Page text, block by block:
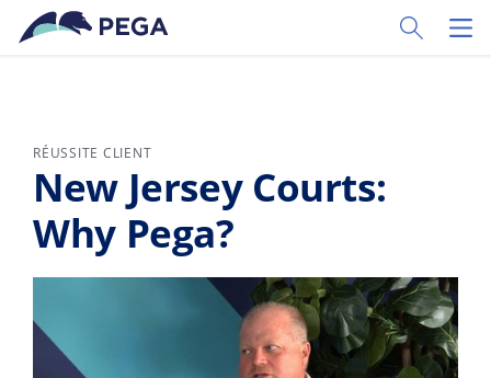
Passer directement au contenu principal
Toggle
RÉUSSITE CLIENT
New Jersey Courts:
Why Pega?